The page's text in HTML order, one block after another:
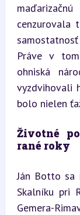
cenzurovala
Práve v
ohniská
vyzdvihovali
bolo nielen
Životné
rané roky
Ján Botto sa
Skalníku pri
Gemera-